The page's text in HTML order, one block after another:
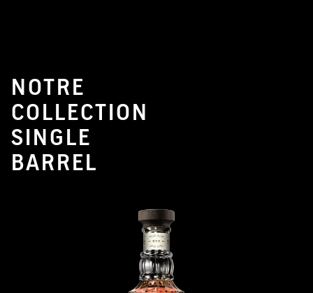
NOTRE
COLLECTION
SINGLE
BARREL